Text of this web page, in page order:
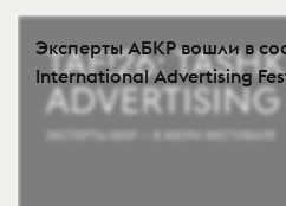
Эксперты АБКР вошли в
International Advertising